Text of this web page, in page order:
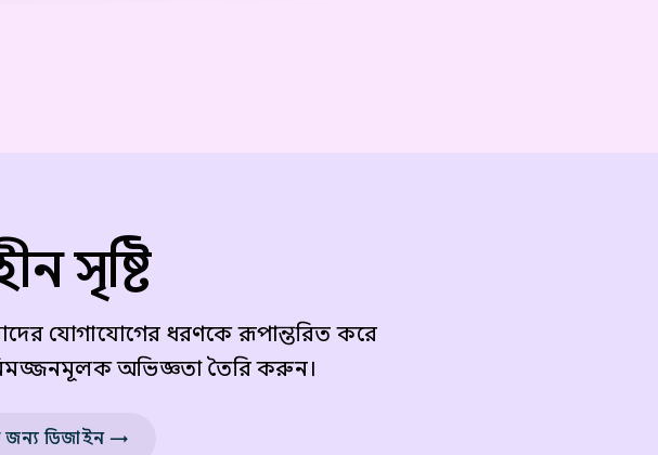
সৃষ্টি
যোগাযোগের ধরণকে রূপান্তরিত করে
নিমজ্জনমূলক অভিজ্ঞতা তৈরি করুন।
জন্য ডিজাইন →